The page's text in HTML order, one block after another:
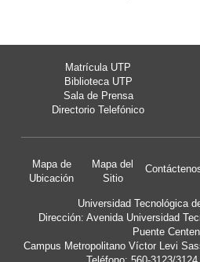
Matrícula UTP
Biblioteca UTP
Sala de Prensa
Directorio Telefónico
Mapa de
Ubicación
Mapa del
Sitio
Universidad Tecnológica
Dirección: Avenida Universidad
Puente
Campus Metropolitano Víctor Levi